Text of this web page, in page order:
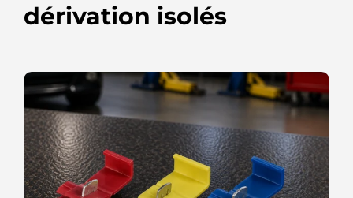
dérivation isolés